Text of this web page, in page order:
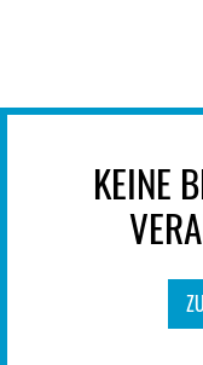
KEINE